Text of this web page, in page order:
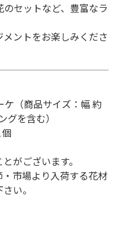
セットなど、豊富なラ
ントをお楽しみくださ
ケ（商品サイズ：幅 約
を含む）
がございます。
市場より入荷する花材
い。